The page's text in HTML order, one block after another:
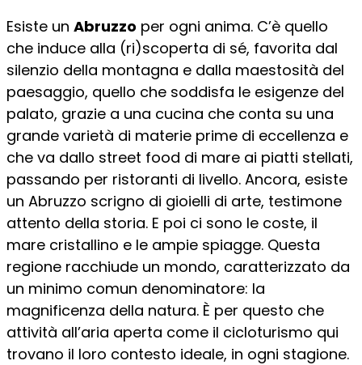
Esiste un Abruzzo per ogni anima. C’è quello
che induce alla (ri)scoperta di sé, favorita dal
silenzio della montagna e dalla maestosità del
paesaggio, quello che soddisfa le esigenze del
palato, grazie a una cucina che conta su una
grande varietà di materie prime di eccellenza e
che va dallo street food di mare ai piatti stellati,
passando per ristoranti di livello. Ancora, esiste
un Abruzzo scrigno di gioielli di arte, testimone
attento della storia. E poi ci sono le coste, il
mare cristallino e le ampie spiagge. Questa
regione racchiude un mondo, caratterizzato da
un minimo comun denominatore: la
magnificenza della natura. È per questo che
attività all’aria aperta come il cicloturismo qui
trovano il loro contesto ideale, in ogni stagione.